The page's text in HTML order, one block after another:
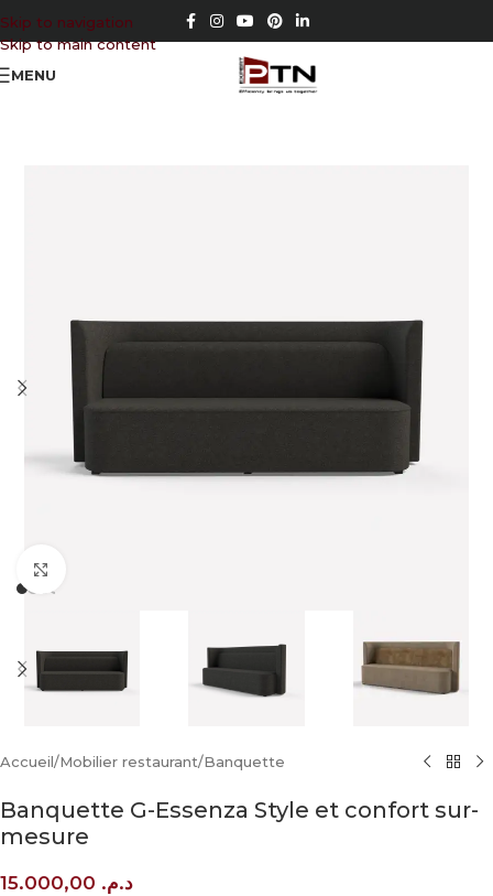
Skip to navigation
Skip to main content
MENU
Accueil/Mobilier restaurant/Banquette
Banquette G-Essenza Style et confort sur-
mesure
د.م.